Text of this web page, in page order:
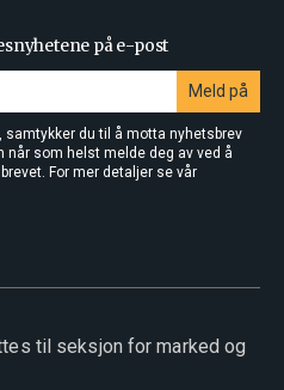
på e-post
Meld på
du til å motta nyhetsbrev
når som helst melde deg av ved å
For mer detaljer se vår
til seksjon for marked og